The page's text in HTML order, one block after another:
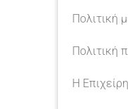
Πολιτική
Πολιτική
Η